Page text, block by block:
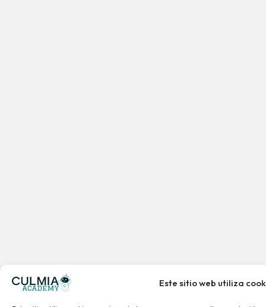
Este sitio web utiliza